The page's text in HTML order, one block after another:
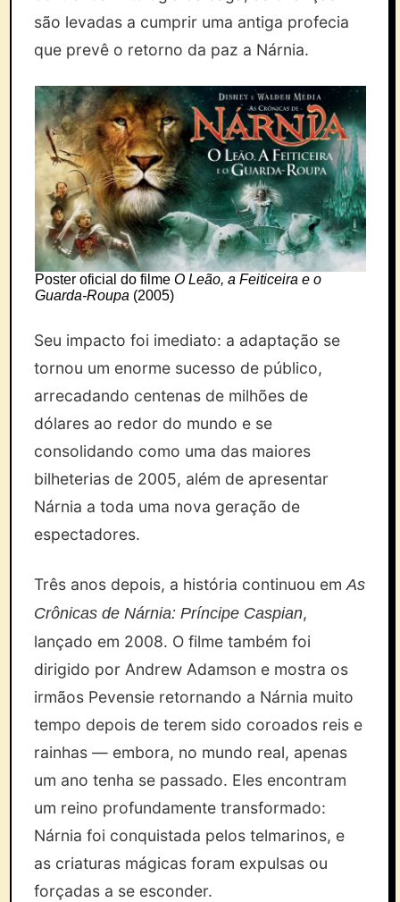
são levadas a cumprir uma antiga profecia
que prevê o retorno da paz a Nárnia.
Poster oficial do filme O Leão, a Feiticeira e o
Guarda-Roupa (2005)
Seu impacto foi imediato: a adaptação se
tornou um enorme sucesso de público,
arrecadando centenas de milhões de
dólares ao redor do mundo e se
consolidando como uma das maiores
bilheterias de 2005, além de apresentar
Nárnia a toda uma nova geração de
espectadores.
Três anos depois, a história continuou emAs
Crônicas de Nárnia: Príncipe Caspian,
lançado em 2008. O filme também foi
dirigido por Andrew Adamson e mostra os
irmãos Pevensie retornando a Nárnia muito
tempo depois de terem sido coroados reis e
rainhas — embora, no mundo real, apenas
um ano tenha se passado. Eles encontram
um reino profundamente transformado:
Nárnia foi conquistada pelos telmarinos, e
as criaturas mágicas foram expulsas ou
forçadas a se esconder.